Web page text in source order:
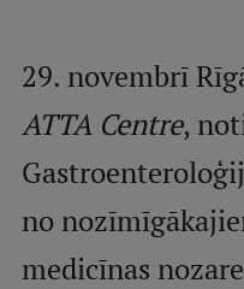
Pamatstudiju
Maģistra studiju
Uzņemšana
29. novembrī
ATTA Centre,
no
medicīnas